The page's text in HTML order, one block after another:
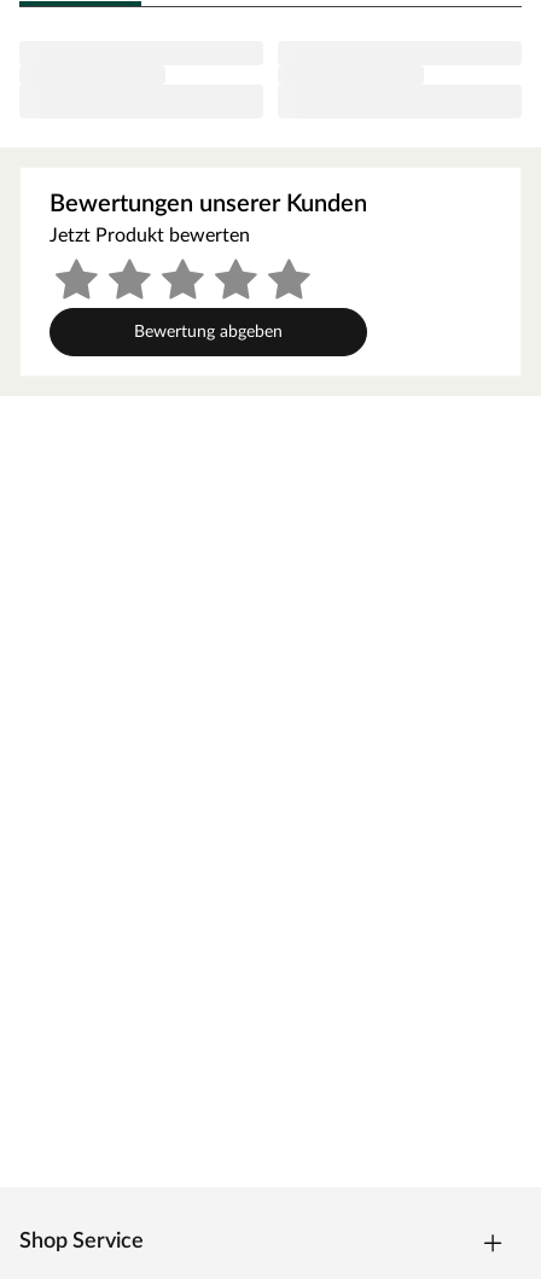
Bewertungen unserer Kunden
Jetzt Produkt bewerten
Bewertung abgeben
Shop Service